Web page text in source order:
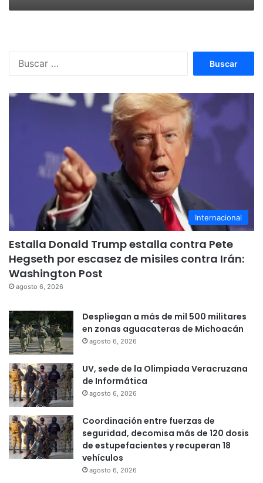
Internacional
Estalla Donald Trump estalla contra Pete
Hegseth por escasez de misiles contra Irán:
Washington Post
agosto 6, 2026
Despliegan a más de mil 500 militares
en zonas aguacateras de Michoacán
agosto 6, 2026
UV, sede de la Olimpiada Veracruzana
de Informática
agosto 6, 2026
Coordinación entre fuerzas de
seguridad, decomisa más de 120 dosis
de estupefacientes y recuperan 18
vehículos
agosto 6, 2026